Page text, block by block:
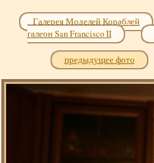
Галерея Моделей Кораблей
галеон San Francisco II
предыдущее фото